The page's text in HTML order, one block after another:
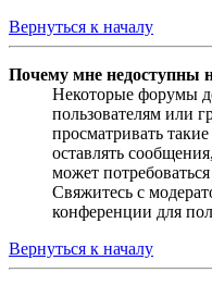
Вернуться к началу
Почему мне недоступны
Некоторые форумы
пользователям или
просматривать
оставлять
может
Свяжитесь с
конференции для
Вернуться к началу